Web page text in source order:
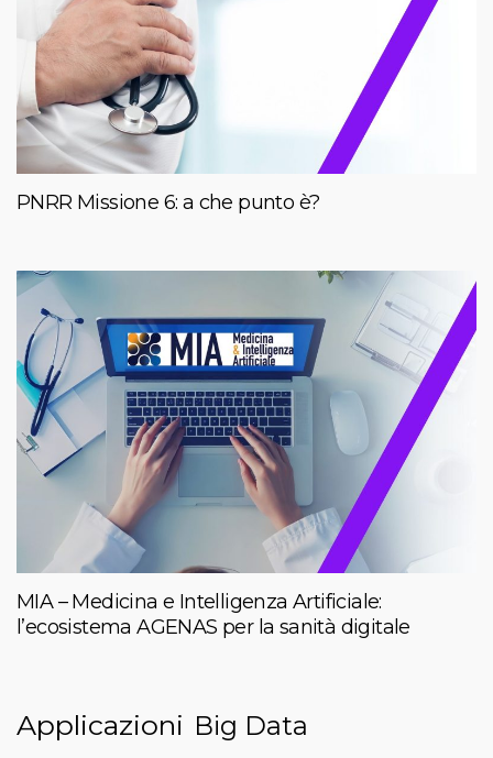
PNRR Missione 6: a che punto è?
MIA – Medicina e Intelligenza Artificiale:
l’ecosistema AGENAS per la sanità digitale
Applicazioni Big Data